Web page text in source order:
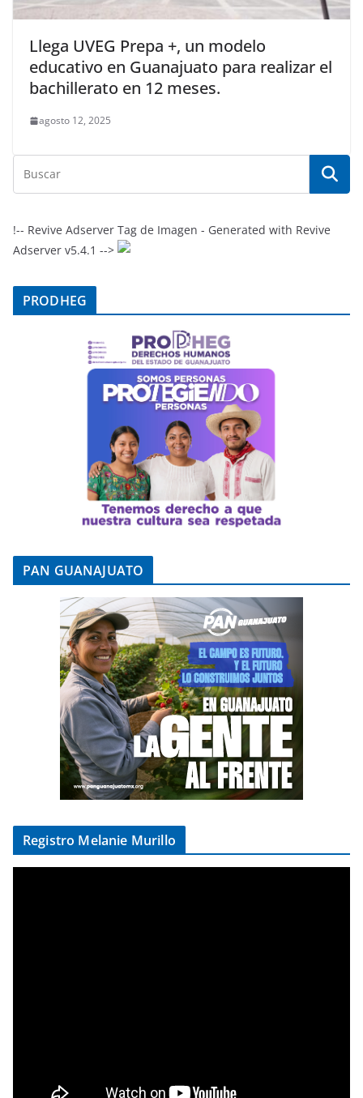
Llega UVEG Prepa +, un modelo
educativo en Guanajuato para realizar el
bachillerato en 12 meses.
agosto 12, 2025
!-- Revive Adserver Tag de Imagen - Generated with Revive
Adserver v5.4.1 -->
PRODHEG
PAN GUANAJUATO
Registro Melanie Murillo